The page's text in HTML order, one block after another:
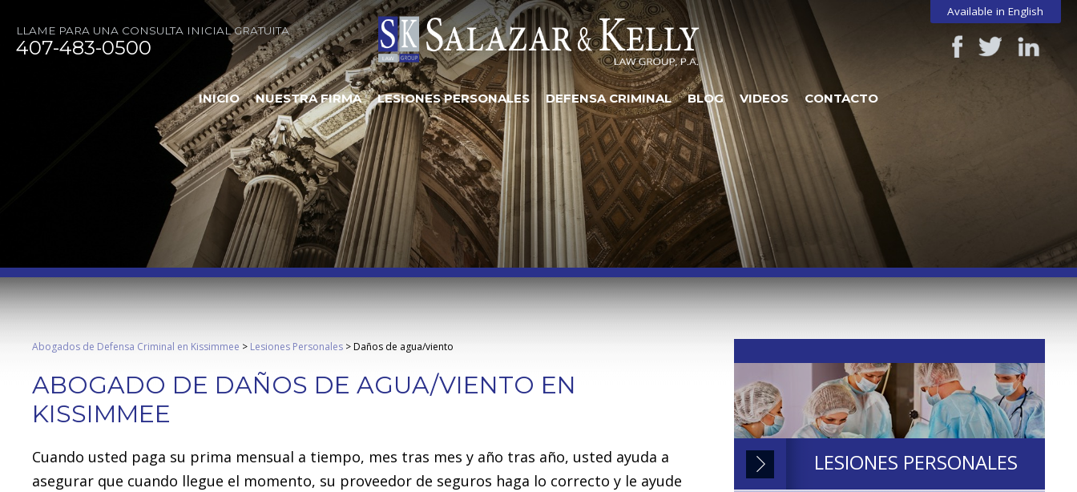
Available in English
LLAME PARA UNA CONSULTA INICIAL GRATUITA
407-483-0500
INICIO NUESTRA FIRMA LESIONES PERSONALES DEFENSA CRIMINAL BLOG VIDEOS CONTACTO
Abogados de Defensa Criminal en Kissimmee > Lesiones Personales > Daños de agua/viento
ABOGADO DE DAÑOS DE AGUA/VIENTO EN
KISSIMMEE
Cuando usted paga su prima mensual a tiempo, mes tras mes y año tras año, usted ayuda a
asegurar que cuando llegue el momento, su proveedor de seguros haga lo correcto y le ayude
LESIONES PERSONALES